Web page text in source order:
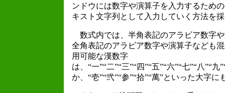
ンドウには数字や演算子を入力するため
キスト文字列として入力していく方法を
数式内では、半角表記のアラビア数字
全角表記のアラビア数字や演算子なども
用可能な漢数字
は、“一”“二”“三”“四”“五”“六”“七”“八”“九
か、“壱”“弐”“参”“拾”“萬”といった大字に